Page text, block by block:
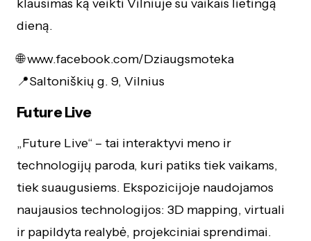
klausimas ką veikti Vilniuje su vaikais lietingą
dieną.
🌐 www.facebook.com/Dziaugsmoteka
📍Saltoniškių g. 9, Vilnius
Future Live
„Future Live“ – tai interaktyvi meno ir
technologijų paroda, kuri patiks tiek vaikams,
tiek suaugusiems. Ekspozicijoje naudojamos
naujausios technologijos: 3D mapping, virtuali
ir papildyta realybė, projekciniai sprendimai.